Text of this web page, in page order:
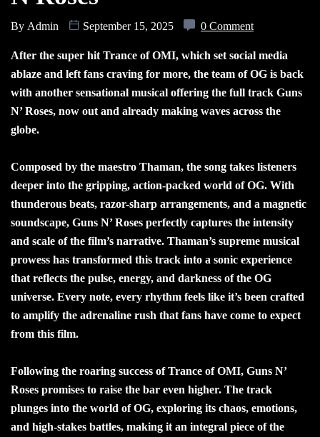
By Admin September 15, 2025 0 Comment
After the super hit Trance of OMI, which set social media
ablaze and left fans craving for more, the team of OG is back
with another sensational musical offering the full track Guns
N’ Roses, now out and already making waves across the
globe.
Composed by the maestro Thaman, the song takes listeners
deeper into the gripping, action-packed world of OG. With
thunderous beats, razor-sharp arrangements, and a magnetic
soundscape, Guns N’ Roses perfectly captures the intensity
and scale of the film’s narrative. Thaman’s supreme musical
prowess has transformed this track into a sonic experience
that reflects the pulse, energy, and darkness of the OG
universe. Every note, every rhythm feels like it’s been crafted
to amplify the adrenaline rush that fans have come to expect
from this film.
Following the roaring success of Trance of OMI, Guns N’
Roses promises to raise the bar even higher. The track
plunges into the world of OG, exploring its chaos, emotions,
and high-stakes battles, making it an integral piece of the